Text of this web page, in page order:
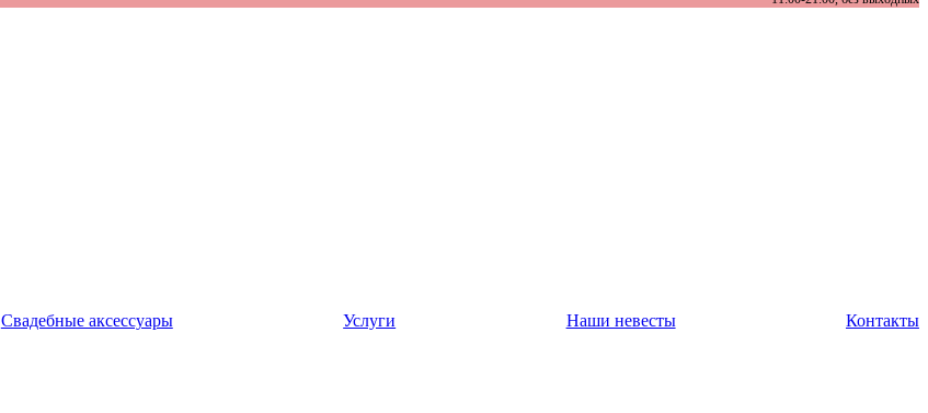
Свадебные аксессуары Услуги Наши невесты Контакты